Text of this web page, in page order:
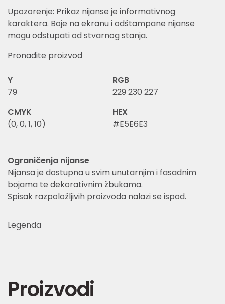
Upozorenje: Prikaz nijanse je informativnog
karaktera. Boje na ekranu i odštampane nijanse
mogu odstupati od stvarnog stanja.
Pronađite proizvod
Y
79
RGB
229 230 227
CMYK
(0, 0, 1, 10)
HEX
#E5E6E3
Ograničenja nijanse
Nijansa je dostupna u svim unutarnjim i fasadnim
bojama te dekorativnim žbukama.
Spisak razpoložljivih proizvoda nalazi se ispod.
Legenda
Proizvodi